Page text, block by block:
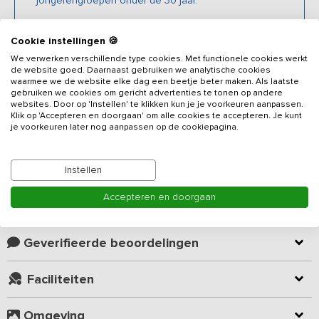
Beschrijving
Deze voormalige boerderij is omgetoverd tot een sfeervolle en
luxevakantieadresvoorzien van 9 slaapkamers, 8 badkamers en
geschikt voor groepen tot 20 personen. Door de moderne, warme
Het vakantiehuis is modern ingericht. De gezellige huiskamer heeft
een comfortabele zithoek met loungebanken, een heerlijke plek
om tv te kijken, terwijl de prachtige gashaard voor optimale sfeer
zorgt. De dubbel uitgevoerde open keuken is voorzien van vele
gemakken zoals een 2 x 4-pits inductiefornuizen, een oven en
doen, kun je met z’n allen aan de eettafel genieten van een
lekker kopje filterkoffie of bonenkoffie. De kinderen kunnen zich
prima vermaken met het speelgoed en de gezelschapspelletjes. In
dit vakantiehuis vind je alles voor een aangenaam samenzijn met
Lees meer
Kamer indeling
Geverifieerde beoordelingen
Faciliteiten
Omgeving
Cookie instellingen 🍪
We verwerken verschillende type cookies. Met functionele cookies werkt
de website goed. Daarnaast gebruiken we analytische cookies
waarmee we de website elke dag een beetje beter maken. Als laatste
gebruiken we cookies om gericht advertenties te tonen op andere
websites. Door op 'Instellen' te klikken kun je je voorkeuren aanpassen.
Klik op 'Accepteren en doorgaan' om alle cookies te accepteren. Je kunt
je voorkeuren later nog aanpassen op de cookiepagina.
Instellen
Accepteren en doorgaan